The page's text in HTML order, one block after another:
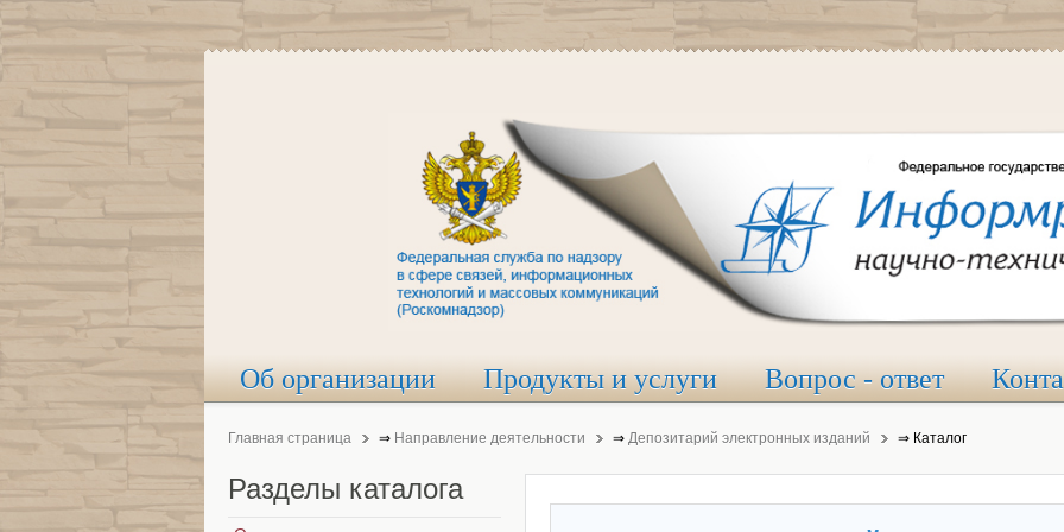
Об организации Продукты и услуги Вопрос - ответ
Главная страница ⇒ Направление деятельности ⇒ Депозитарий электронных изданий ⇒ Каталог
Разделы каталога